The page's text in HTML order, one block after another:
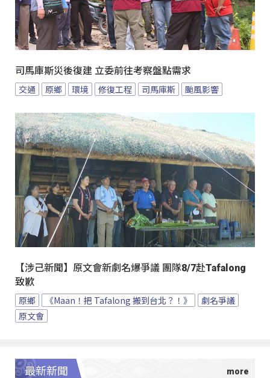
司馬庫斯災後復建 立委前往考察盤點需求
交通 原鄉 環境 修復工程 司馬庫斯 颱風影響
【涉己新聞】原文會新劇名爆爭議 團隊8/7赴Tafalong
致歉
原鄉 《Maan！把 Tafalong 搬到台北？！》
劇名爭議
原文會
最新新聞